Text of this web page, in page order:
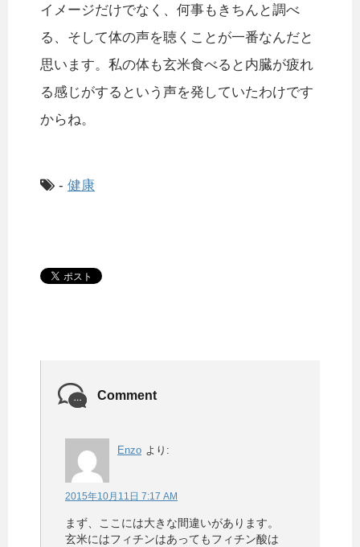
イメージだけでなく、何事もきちんと調べ
る、そして体の声を聴くことが一番なんだと
思います。私の体も玄米食べると内臓が疲れ
る感じがするという声を発していたわけです
からね。
- 健康
Comment
Enzo より:
2015年10月11日 7:17 AM
まず、ここには大きな間違いがあります。
玄米にはフィチンはあってもフィチン酸は